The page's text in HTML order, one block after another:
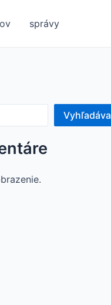
správy